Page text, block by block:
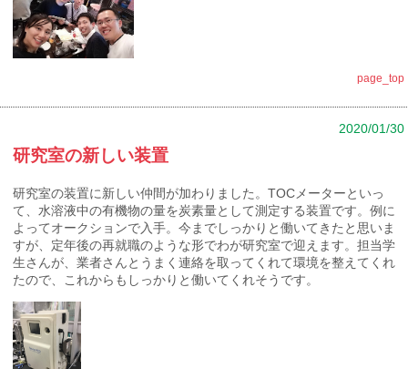
page_top
2020/01/30
研究室の新しい装置
研究室の装置に新しい仲間が加わりました。TOCメーターといっ
て、水溶液中の有機物の量を炭素量として測定する装置です。例に
よってオークションで入手。今までしっかりと働いてきたと思いま
すが、定年後の再就職のような形でわが研究室で迎えます。担当学
生さんが、業者さんとうまく連絡を取ってくれて環境を整えてくれ
たので、これからもしっかりと働いてくれそうです。